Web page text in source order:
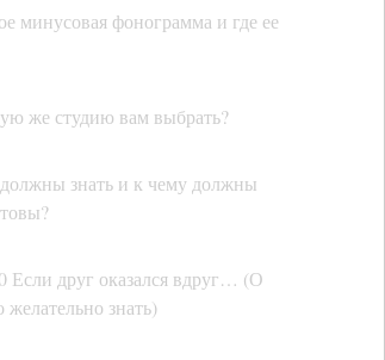
минусовая фонограмма и где ее
же студию вам выбрать?
знать и к чему должны
Если друг оказался вдруг… (О
желательно знать)